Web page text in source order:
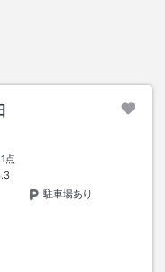
点
駐車場あり